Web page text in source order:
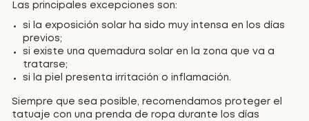
Las principales excepciones son:
si la exposición solar ha sido muy intensa en los días
previos;
si existe una quemadura solar en la zona que va a
tratarse;
si la piel presenta irritación o inflamación.
Siempre que sea posible, recomendamos proteger el
tatuaje con una prenda de ropa durante los días